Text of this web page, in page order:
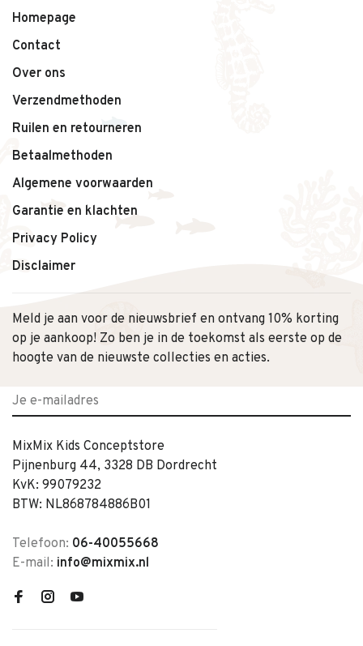
Homepage
Contact
Over ons
Verzendmethoden
Ruilen en retourneren
Betaalmethoden
Algemene voorwaarden
Garantie en klachten
Privacy Policy
Disclaimer
Meld je aan voor de nieuwsbrief en ontvang 10% korting
op je aankoop! Zo ben je in de toekomst als eerste op de
hoogte van de nieuwste collecties en acties.
MixMix Kids Conceptstore
Pijnenburg 44, 3328 DB Dordrecht
KvK: 99079232
BTW: NL868784886B01
Telefoon: 06-40055668
E-mail: info@mixmix.nl